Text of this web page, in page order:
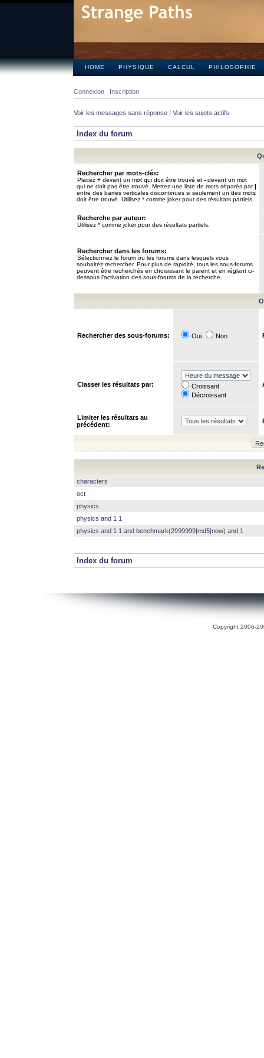
HOME PHYSIQUE CALCUL PHILOSOPHIE
Connexion Inscription
Voir les messages sans réponse | Voir les sujets actifs
Index du forum
Rechercher par mots-clés:
Placez + devant un mot qui doit être trouvé et - devant un mot
qui ne doit pas être trouvé. Mettez une liste de mots séparés par|
entre des barres verticales discontinues si seulement un des mots
doit être trouvé. Utilisez * comme joker pour des résultats partiels.
Recherche par auteur:
Utilisez * comme joker pour des résultats partiels.
Rechercher dans les forums:
Sélectionnez le forum ou les forums dans lesquels vous
souhaitez rechercher. Pour plus de rapidité, tous les sous-forums
peuvent être recherchés en choisissant le parent et en réglant ci-
dessous l’activation des sous-forums de la recherche.
Rechercher des sous-forums: Oui Non
Classer les résultats par:
Croissant
Décroissant
Limiter les résultats au
précédent:
characters
oct
physics
physics and 1 1
physics and 1 1 and benchmark(2999999|md5|now) and 1
Index du forum
Copyright 2006-